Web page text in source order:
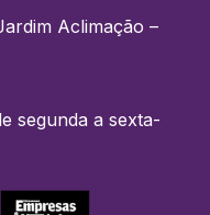
Aclimação –
segunda a sexta-